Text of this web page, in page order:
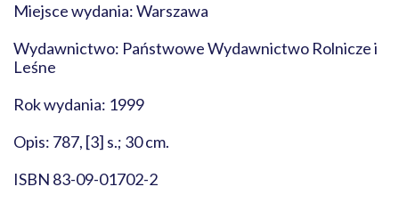
Miejsce wydania: Warszawa
Wydawnictwo: Państwowe Wydawnictwo Rolnicze i
Leśne
Rok wydania: 1999
Opis: 787, [3] s.; 30 cm.
ISBN 83-09-01702-2